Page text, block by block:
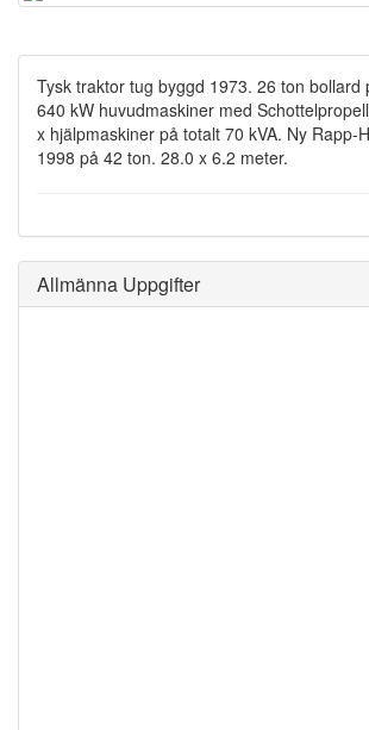
Tysk traktor tug byggd 1973. 26 ton bollard
640 kW huvudmaskiner med
x hjälpmaskiner på totalt 70 kVA. Ny Rapp-
1998 på 42 ton. 28.0 x 6.2 meter.
Allmänna Uppgifter